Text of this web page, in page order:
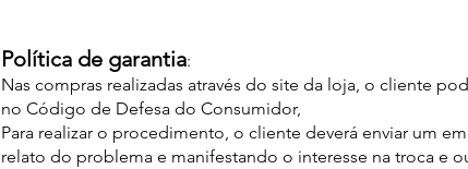
Política de garantia:
Nas compras realizadas através do site da loja, o cliente
no Código de Defesa do Consumidor,
Para realizar o procedimento, o cliente deverá enviar um
relato do problema e manifestando o interesse na troca e